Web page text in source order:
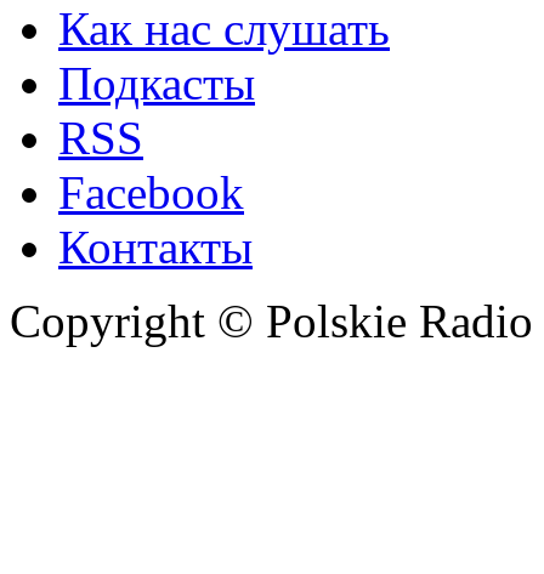
Как нас слушать
Подкасты
RSS
Facebook
Контакты
Copyright © Polskie